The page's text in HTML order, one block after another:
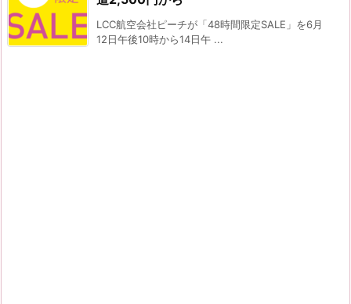
LCC航空会社ピーチが「48時間限定SALE」を6月
12日午後10時から14日午 ...